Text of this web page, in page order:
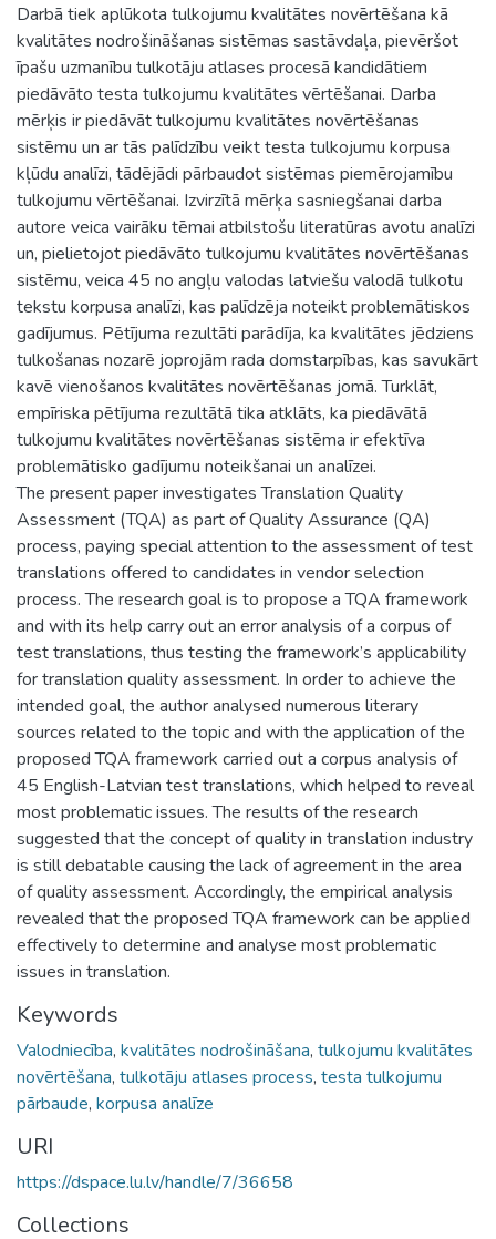
Darbā tiek aplūkota tulkojumu kvalitātes novērtēšana kā
kvalitātes nodrošināšanas sistēmas sastāvdaļa, pievēršot
īpašu uzmanību tulkotāju atlases procesā kandidātiem
piedāvāto testa tulkojumu kvalitātes vērtēšanai. Darba
mērķis ir piedāvāt tulkojumu kvalitātes novērtēšanas
sistēmu un ar tās palīdzību veikt testa tulkojumu korpusa
kļūdu analīzi, tādējādi pārbaudot sistēmas piemērojamību
tulkojumu vērtēšanai. Izvirzītā mērķa sasniegšanai darba
autore veica vairāku tēmai atbilstošu literatūras avotu analīzi
un, pielietojot piedāvāto tulkojumu kvalitātes novērtēšanas
sistēmu, veica 45 no angļu valodas latviešu valodā tulkotu
tekstu korpusa analīzi, kas palīdzēja noteikt problemātiskos
gadījumus. Pētījuma rezultāti parādīja, ka kvalitātes jēdziens
tulkošanas nozarē joprojām rada domstarpības, kas savukārt
kavē vienošanos kvalitātes novērtēšanas jomā. Turklāt,
empīriska pētījuma rezultātā tika atklāts, ka piedāvātā
tulkojumu kvalitātes novērtēšanas sistēma ir efektīva
problemātisko gadījumu noteikšanai un analīzei.
The present paper investigates Translation Quality
Assessment (TQA) as part of Quality Assurance (QA)
process, paying special attention to the assessment of test
translations offered to candidates in vendor selection
process. The research goal is to propose a TQA framework
and with its help carry out an error analysis of a corpus of
test translations, thus testing the framework’s applicability
for translation quality assessment. In order to achieve the
intended goal, the author analysed numerous literary
sources related to the topic and with the application of the
proposed TQA framework carried out a corpus analysis of
45 English-Latvian test translations, which helped to reveal
most problematic issues. The results of the research
suggested that the concept of quality in translation industry
is still debatable causing the lack of agreement in the area
of quality assessment. Accordingly, the empirical analysis
revealed that the proposed TQA framework can be applied
effectively to determine and analyse most problematic
issues in translation.
Keywords
Valodniecība, kvalitātes nodrošināšana, tulkojumu kvalitātes
novērtēšana, tulkotāju atlases process, testa tulkojumu
pārbaude, korpusa analīze
URI
https://dspace.lu.lv/handle/7/36658
Collections